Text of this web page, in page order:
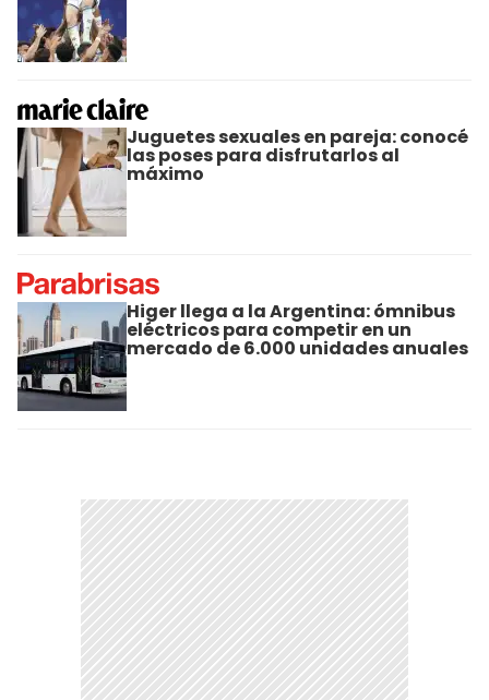
Juguetes sexuales en pareja: conocé
las poses para disfrutarlos al
máximo
Higer llega a la Argentina: ómnibus
eléctricos para competir en un
mercado de 6.000 unidades anuales